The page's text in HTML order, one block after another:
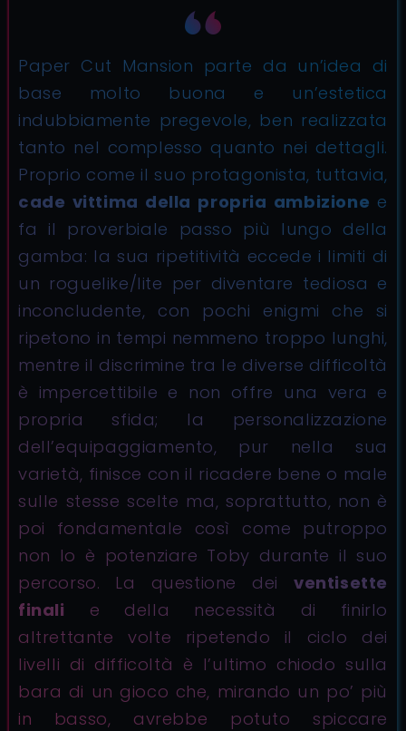
Paper Cut Mansion parte da un’idea di
base molto buona e un’estetica
indubbiamente pregevole, ben realizzata
tanto nel complesso quanto nei dettagli.
Proprio come il suo protagonista, tuttavia,
cade vittima della propria ambizione e
fa il proverbiale passo più lungo della
gamba: la sua ripetitività eccede i limiti di
un roguelike/lite per diventare tediosa e
inconcludente, con pochi enigmi che si
ripetono in tempi nemmeno troppo lunghi,
mentre il discrimine tra le diverse difficoltà
è impercettibile e non offre una vera e
propria sfida; la personalizzazione
dell’equipaggiamento, pur nella sua
varietà, finisce con il ricadere bene o male
sulle stesse scelte ma, soprattutto, non è
poi fondamentale così come putroppo
non lo è potenziare Toby durante il suo
percorso. La questione dei ventisette
finali e della necessità di finirlo
altrettante volte ripetendo il ciclo dei
livelli di difficoltà è l’ultimo chiodo sulla
bara di un gioco che, mirando un po’ più
in basso, avrebbe potuto spiccare